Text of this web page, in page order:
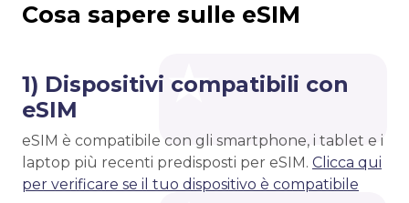
Cosa sapere sulle eSIM
1) Dispositivi compatibili con
eSIM
eSIM è compatibile con gli smartphone, i tablet e i
laptop più recenti predisposti per eSIM. Clicca qui
per verificare se il tuo dispositivo è compatibile